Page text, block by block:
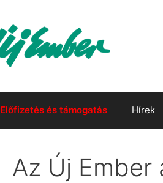
Előfizetés és támogatás Hírek
Az Új Ember